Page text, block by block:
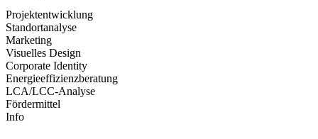
Projektentwicklung
Standortanalyse
Marketing
Visuelles Design
Corporate Identity
Energieeffizienzberatung
LCA/LCC-Analyse
Fördermittel
Info